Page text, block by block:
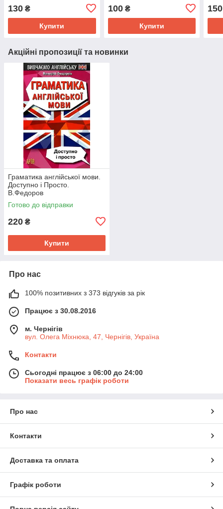
130 ₴
Купити
актів
100₴
Купити
150
Акційні пропозиції та новинки
Граматика англійської мови.
Доступно і Просто.
В.Федоров
Готово до відправки
220 ₴
Купити
Про нас
100% позитивних з 373 відгуків за рік
Працює з 30.08.2016
м. Чернігів
вул. Олега Міхнюка, 47, Чернігів, Україна
Контакти
Сьогодні працює з 06:00 до 24:00
Показати весь графік роботи
Про нас
Контакти
Доставка та оплата
Графік роботи